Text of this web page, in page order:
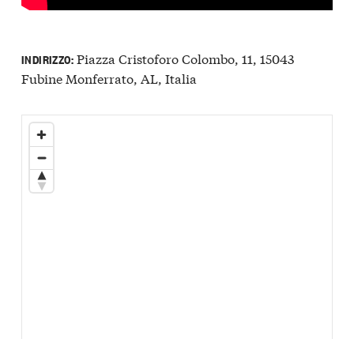
INDIRIZZO:Piazza Cristoforo Colombo, 11, 15043
Fubine Monferrato, AL, Italia